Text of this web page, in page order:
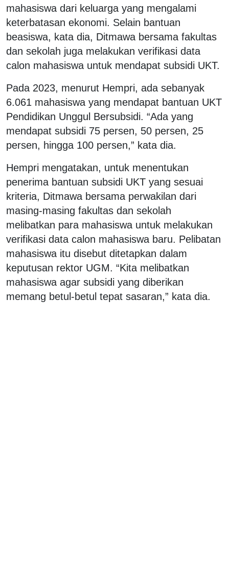
mahasiswa dari keluarga yang mengalami
keterbatasan ekonomi. Selain bantuan
beasiswa, kata dia, Ditmawa bersama fakultas
dan sekolah juga melakukan verifikasi data
calon mahasiswa untuk mendapat subsidi UKT.
Pada 2023, menurut Hempri, ada sebanyak
6.061 mahasiswa yang mendapat bantuan UKT
Pendidikan Unggul Bersubsidi. “Ada yang
mendapat subsidi 75 persen, 50 persen, 25
persen, hingga 100 persen,” kata dia.
Hempri mengatakan, untuk menentukan
penerima bantuan subsidi UKT yang sesuai
kriteria, Ditmawa bersama perwakilan dari
masing-masing fakultas dan sekolah
melibatkan para mahasiswa untuk melakukan
verifikasi data calon mahasiswa baru. Pelibatan
mahasiswa itu disebut ditetapkan dalam
keputusan rektor UGM. “Kita melibatkan
mahasiswa agar subsidi yang diberikan
memang betul-betul tepat sasaran,” kata dia.